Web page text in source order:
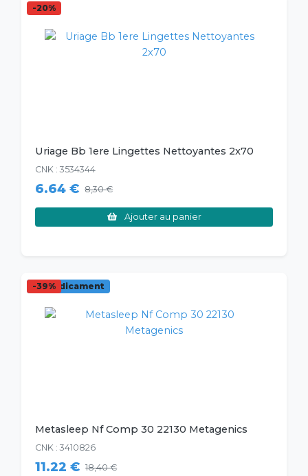
-20%
Uriage Bb 1ere Lingettes Nettoyantes 2x70
CNK : 3534344
6.64 € 8,30 €
Ajouter au panier
Médicament
-39%
Metasleep Nf Comp 30 22130 Metagenics
CNK : 3410826
11.22 € 18,40 €